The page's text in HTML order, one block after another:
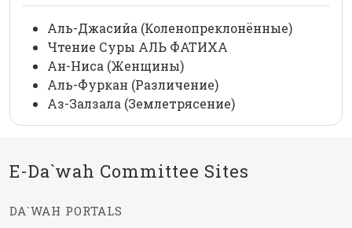
Аль-Джасийа (Коленопреклонённые)
Чтение Суры АЛЬ ФАТИХА
Ан-Ниса (Женщины)
Аль-Фуркан (Различение)
Аз-Залзала (Землетрясение)
E-Da`wah Committee Sites
DA`WAH PORTALS